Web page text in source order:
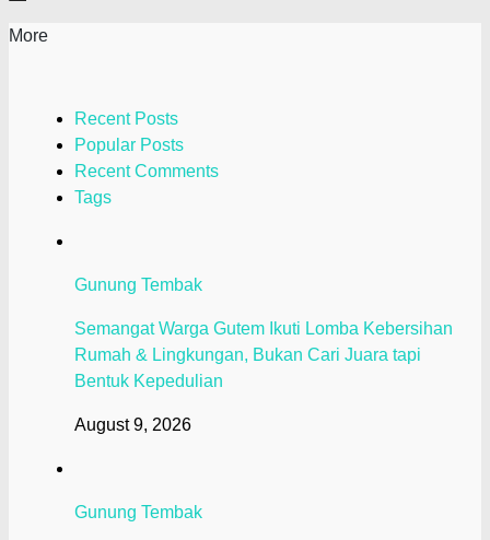
More
Recent Posts
Popular Posts
Recent Comments
Tags
Gunung Tembak
Semangat Warga Gutem Ikuti Lomba Kebersihan
Rumah & Lingkungan, Bukan Cari Juara tapi
Bentuk Kepedulian
August 9, 2026
Gunung Tembak